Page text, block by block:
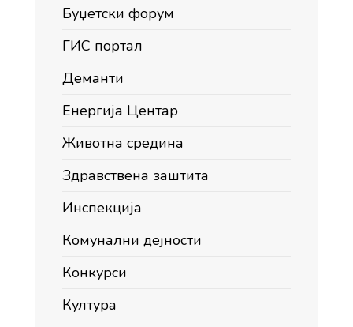
Буџетски форум
ГИС портал
Деманти
Енергија Центар
Животна средина
Здравствена заштита
Инспекција
Комунални дејности
Конкурси
Култура